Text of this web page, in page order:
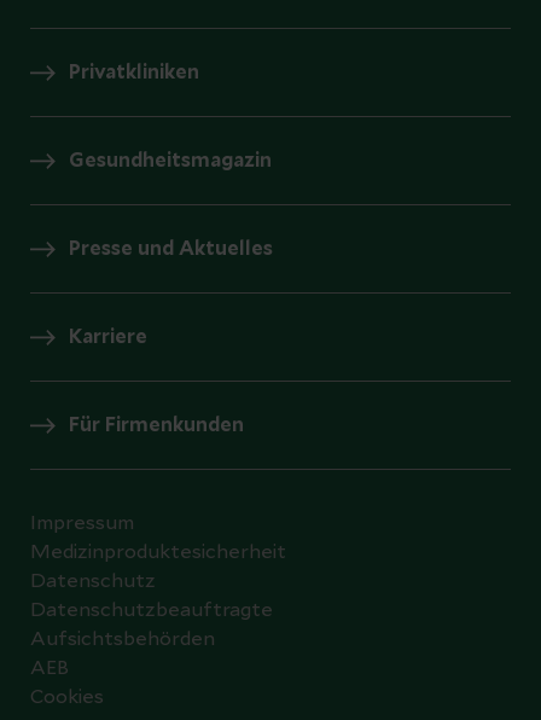
Privatkliniken
Gesundheitsmagazin
Presse und Aktuelles
Karriere
Für Firmenkunden
Impressum
Medizinproduktesicherheit
Datenschutz
Datenschutzbeauftragte
Aufsichtsbehörden
AEB
Cookies